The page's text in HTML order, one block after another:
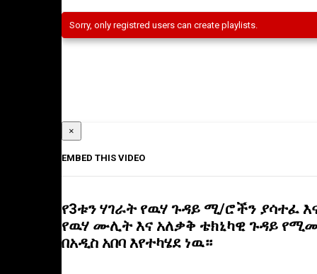
Sorry, only registred users can create playlists.
×
EMBED THIS VIDEO
የ3ቱን ሃገራት የዉሃ ጉዳይ ሚ/ሮችን ያሳተፈ
የዉሃ ሙሊት እና አለቃቅ ቴክኒካዊ ጉዳይ
በአዲስ አበባ እየተካሄደ ነዉ።